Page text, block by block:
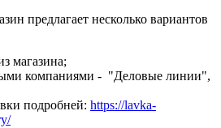
предлагает несколько вариантов
магазина;
компаниями - "Деловые линии",
подробней: https://lavka-